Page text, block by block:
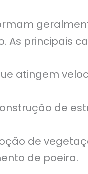
As principais
atingem
de
de
de poeira.